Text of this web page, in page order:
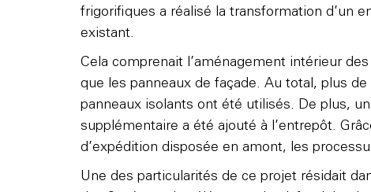
frigorifiques a réalisé la transformation d’un
existant.
Cela comprenait l’aménagement intérieur
que les panneaux de façade. Au total, plus de
panneaux isolants ont été utilisés. De plus,
supplémentaire a été ajouté à l’entrepôt.
d’expédition disposée en amont, les
Une des particularités de ce projet résidait